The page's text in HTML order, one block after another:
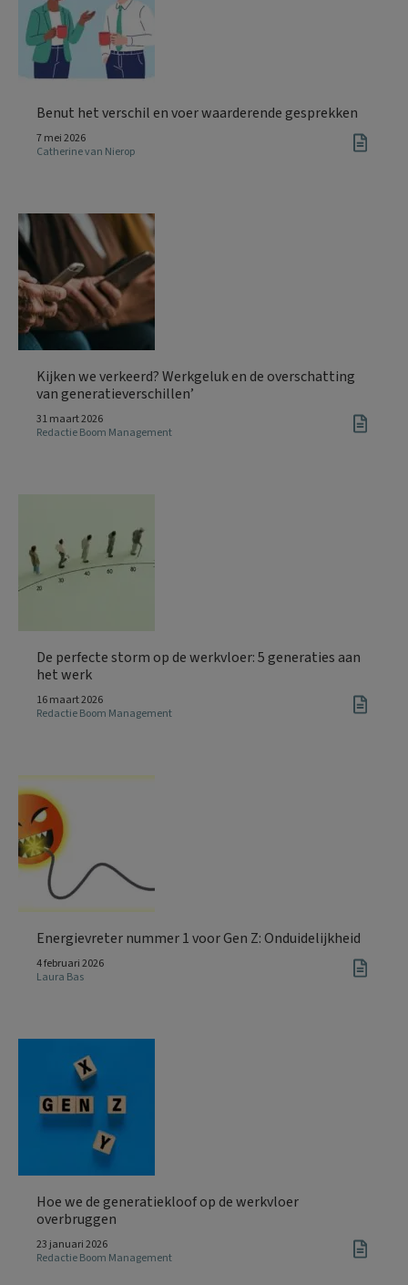
Benut het verschil en voer waarderende gesprekken
7 mei 2026
Catherine van Nierop
Kijken we verkeerd? Werkgeluk en de overschatting
van generatieverschillen’
31 maart 2026
Redactie Boom Management
De perfecte storm op de werkvloer: 5 generaties aan
het werk
16 maart 2026
Redactie Boom Management
Energievreter nummer 1 voor Gen Z: Onduidelijkheid
4 februari 2026
Laura Bas
Hoe we de generatiekloof op de werkvloer
overbruggen
23 januari 2026
Redactie Boom Management